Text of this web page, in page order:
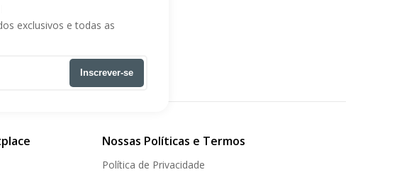
exclusivos e todas as
Inscrever-se
Nossas Políticas e Termos
Política de Privacidade